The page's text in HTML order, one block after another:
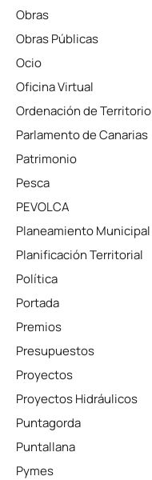
Obras
Obras Públicas
Ocio
Oficina Virtual
Ordenación de Territorio
Parlamento de Canarias
Patrimonio
Pesca
PEVOLCA
Planeamiento Municipal
Planificación Territorial
Política
Portada
Premios
Presupuestos
Proyectos
Proyectos Hidráulicos
Puntagorda
Puntallana
Pymes